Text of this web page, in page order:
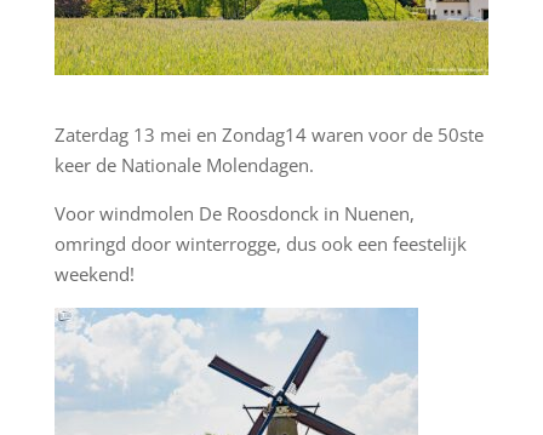
Zaterdag 13 mei en Zondag14 waren voor de 50ste
keer de Nationale Molendagen.
Voor windmolen De Roosdonck in Nuenen,
omringd door winterrogge, dus ook een feestelijk
weekend!